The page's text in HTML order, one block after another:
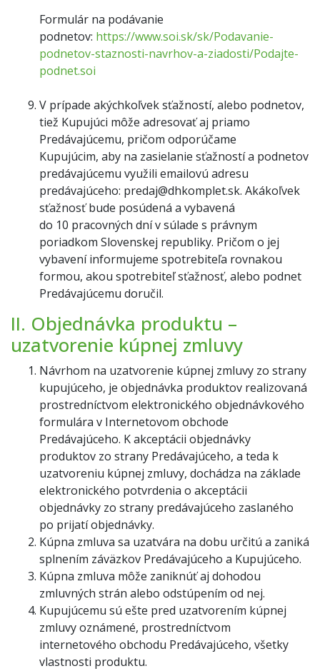
Formulár na podávanie
podnetov: https://www.soi.sk/sk/Podavanie-
podnetov-staznosti-navrhov-a-ziadosti/Podajte-
podnet.soi
V prípade akýchkoľvek sťažností, alebo podnetov,
tiež Kupujúci môže adresovať aj priamo
Predávajúcemu, pričom odporúčame
Kupujúcim, aby na zasielanie sťažností a podnetov
predávajúcemu využili emailovú adresu
predávajúceho: predaj@dhkomplet.sk. Akákoľvek
sťažnosť bude posúdená a vybavená
do 10 pracovných dní v súlade s právnym
poriadkom Slovenskej republiky. Pričom o jej
vybavení informujeme spotrebiteľa rovnakou
formou, akou spotrebiteľ sťažnosť, alebo podnet
Predávajúcemu doručil.
II. Objednávka produktu –
uzatvorenie kúpnej zmluvy
Návrhom na uzatvorenie kúpnej zmluvy zo strany
kupujúceho, je objednávka produktov realizovaná
prostredníctvom elektronického objednávkového
formulára v Internetovom obchode
Predávajúceho. K akceptácii objednávky
produktov zo strany Predávajúceho, a teda k
uzatvoreniu kúpnej zmluvy, dochádza na základe
elektronického potvrdenia o akceptácii
objednávky zo strany predávajúceho zaslaného
po prijatí objednávky.
Kúpna zmluva sa uzatvára na dobu určitú a zaniká
splnením záväzkov Predávajúceho a Kupujúceho.
Kúpna zmluva môže zaniknúť aj dohodou
zmluvných strán alebo odstúpením od nej.
Kupujúcemu sú ešte pred uzatvorením kúpnej
zmluvy oznámené, prostredníctvom
internetového obchodu Predávajúceho, všetky
vlastnosti produktu.